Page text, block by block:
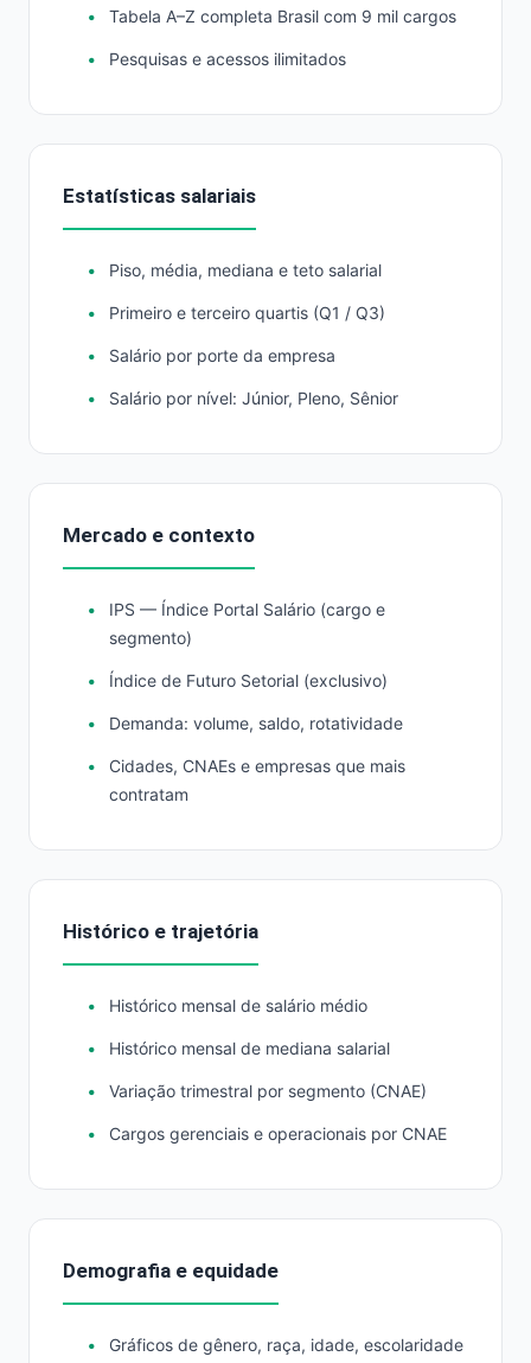
Tabela A–Z completa Brasil com 9 mil cargos
Pesquisas e acessos ilimitados
Estatísticas salariais
Piso, média, mediana e teto salarial
Primeiro e terceiro quartis (Q1 / Q3)
Salário por porte da empresa
Salário por nível: Júnior, Pleno, Sênior
Mercado e contexto
IPS — Índice Portal Salário (cargo e
segmento)
Índice de Futuro Setorial (exclusivo)
Demanda: volume, saldo, rotatividade
Cidades, CNAEs e empresas que mais
contratam
Histórico e trajetória
Histórico mensal de salário médio
Histórico mensal de mediana salarial
Variação trimestral por segmento (CNAE)
Cargos gerenciais e operacionais por CNAE
Demografia e equidade
Gráficos de gênero, raça, idade, escolaridade